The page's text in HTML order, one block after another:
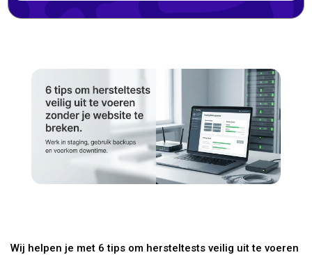
Wij helpen je met 6 tips om hersteltests veilig uit te voeren